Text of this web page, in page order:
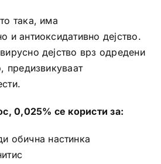
така, има
и антиоксидативно дејство.
дејство врз одредени
предизвикуваат
0,025% се користи за:
обична настинка